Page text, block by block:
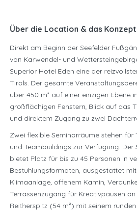
Über die Location & das Konzept
Direkt am Beginn der Seefelder
von Karwendel- und
Superior Hotel Eden eine der
Tirols. Der gesamte
über 450 m² auf einer einzigen Ebene
großflächigen Fenstern, Blick auf das
und direktem Zugang zu zwei
Zwei flexible Seminarräume stehen für
und Teambuildings zur Verfügung: Der
bietet Platz für bis zu 45 Personen in
Bestuhlungsformaten, ausgestattet
Klimaanlage, offenem Kamin,
Terrassenzugang für Kreativpausen
Reitherspitz (54 m²) mit seinem